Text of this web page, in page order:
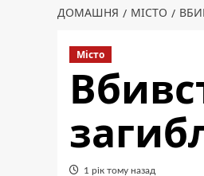
ДОМАШНЯ МІСТО
Місто
1 рік тому назад